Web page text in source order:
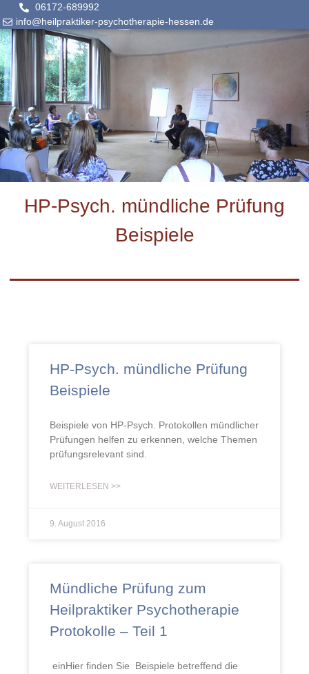
06172-689992
info@heilpraktiker-psychotherapie-hessen.de
HP-Psych. mündliche Prüfung
Beispiele
HP-Psych. mündliche Prüfung
Beispiele
Beispiele von HP-Psych. Protokollen mündlicher
Prüfungen helfen zu erkennen, welche Themen
prüfungsrelevant sind.
WEITERLESEN >>
9. August 2016
Mündliche Prüfung zum
Heilpraktiker Psychotherapie
Protokolle – Teil 1
einHier finden Sie Beispiele betreffend die